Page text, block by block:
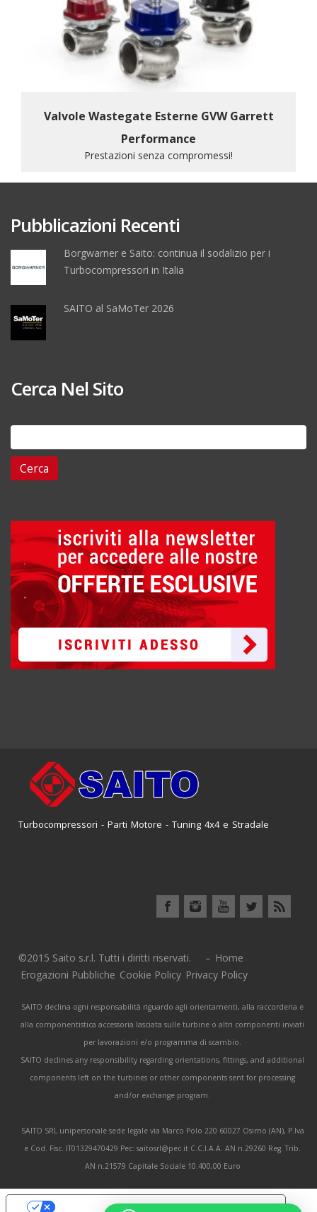
Valvole Wastegate Esterne GVW Garrett
Performance
Prestazioni senza compromessi!
Pubblicazioni Recenti
Borgwarner e Saito: continua il sodalizio per i
Turbocompressori in Italia
SAITO al SaMoTer 2026
Cerca Nel Sito
Ricerca
per:
Turbocompressori - Parti Motore - Tuning 4x4 e Stradale
©2015 Saito s.r.l. Tutti i diritti riservati. – Home
Erogazioni Pubbliche Cookie Policy Privacy Policy
SAITO declina ogni responsabilità riguardo agli orientamenti, alla raccorderia e
alla componentistica accessoria lasciata sulle turbine o altri componenti inviati
per lavorazioni e/o programma di scambio.
SAITO declines any responsibility regarding orientations, fittings, and additional
components left on the turbines or other components sent for processing
and/or exchange program.
SAITO SRL unipersonale sede legale via Marco Polo 220 60027 Osimo (AN), P.Iva
e Cod. Fisc. IT01329470429 Pec: saitosrl@pec.it C.C.I.A.A. AN n.29260 Reg. Trib.
AN n.21579 Capitale Sociale 10.400,00 Euro
Le tue preferenze relative alla privacy